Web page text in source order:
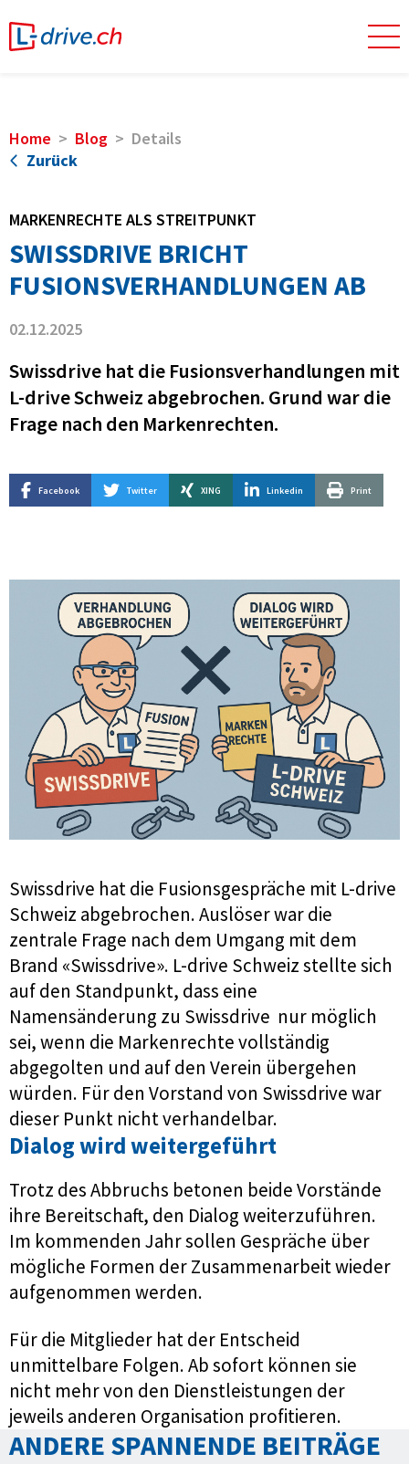
Home Blog
Details
Zurück
MARKENRECHTE ALS STREITPUNKT
SWISSDRIVE BRICHT
FUSIONSVERHANDLUNGEN AB
02.12.2025
Swissdrive hat die Fusionsverhandlungen mit
L-drive Schweiz abgebrochen. Grund war die
Frage nach den Markenrechten.
Facebook Twitter XING Linkedin Print
Swissdrive hat die Fusionsgespräche mit L-drive
Schweiz abgebrochen. Auslöser war die
zentrale Frage nach dem Umgang mit dem
Brand «Swissdrive». L-drive Schweiz stellte sich
auf den Standpunkt, dass eine
Namensänderung zu Swissdrive nur möglich
sei, wenn die Markenrechte vollständig
abgegolten und auf den Verein übergehen
würden. Für den Vorstand von Swissdrive war
dieser Punkt nicht verhandelbar.
Dialog wird weitergeführt
Trotz des Abbruchs betonen beide Vorstände
ihre Bereitschaft, den Dialog weiterzuführen.
Im kommenden Jahr sollen Gespräche über
mögliche Formen der Zusammenarbeit wieder
aufgenommen werden.
Für die Mitglieder hat der Entscheid
unmittelbare Folgen. Ab sofort können sie
nicht mehr von den Dienstleistungen der
jeweils anderen Organisation profitieren.
ANDERE SPANNENDE BEITRÄGE